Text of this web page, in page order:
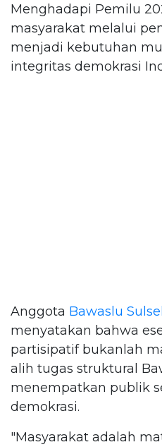
Menghadapi Pemilu
masyarakat melalui
menjadi kebutuhan
integritas demokrasi
Anggota Bawaslu Sulsel
menyatakan bahwa
partisipatif bukanlah
alih tugas struktural
menempatkan publik
demokrasi.
"Masyarakat adalah